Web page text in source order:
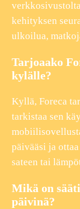
kehityksen
ulkoilua,
Tarjoaako
kylälle?
Kyllä, Foreca
tarkistaa sen
päivääsi ja
sateen tai
Mikä on
päivinä?